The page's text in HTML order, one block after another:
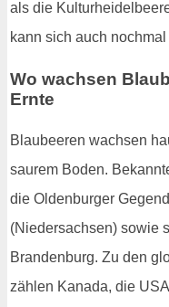
als die
kann sich auch
Wo wachsen
Ernte
Blaubeeren wachsen
saurem Boden.
die Oldenburger
(Niedersachsen) sowie
Brandenburg. Zu den
zählen Kanada, die